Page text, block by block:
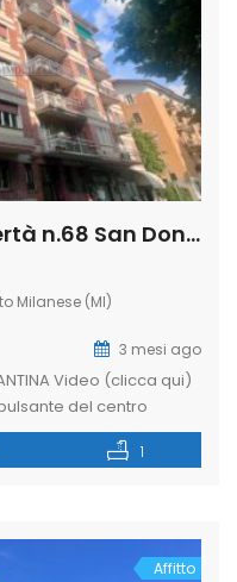
Trilocale Viale della Libertà n.68 San Donato Milanese (Rif. SDIFN106)
Milanese (MI)
3 mesi ago
Video (clicca qui)
del centro
un TRILOCALE che
della posizione con la
1
Affitto